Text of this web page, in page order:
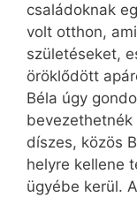
családoknak
volt otthon,
születéseket,
öröklődött
Béla úgy
díszes, közös
helyre kellene
ügyébe kerül.